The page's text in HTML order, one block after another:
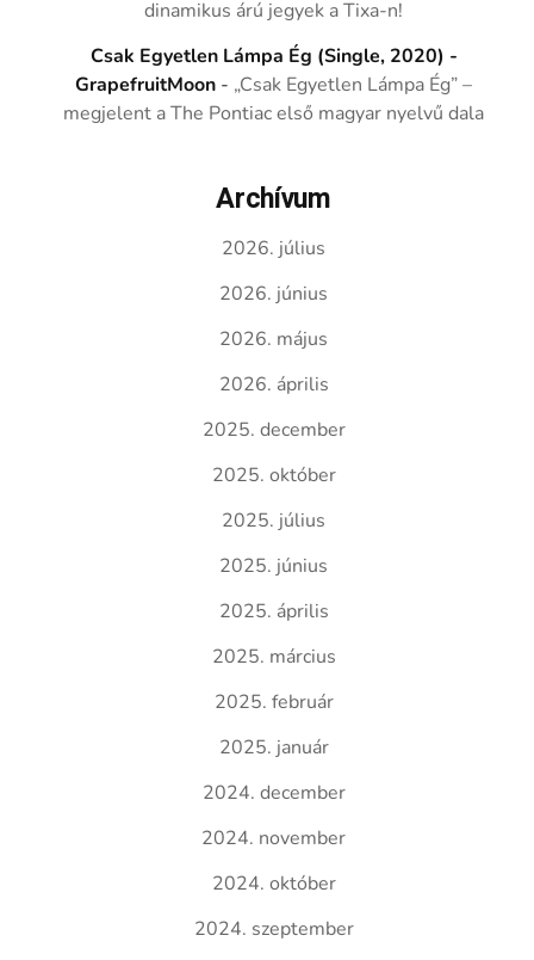
dinamikus árú jegyek a Tixa-n!
Csak Egyetlen Lámpa Ég (Single, 2020) -
GrapefruitMoon - „Csak Egyetlen Lámpa Ég” –
megjelent a The Pontiac első magyar nyelvű dala
Archívum
2026. július
2026. június
2026. május
2026. április
2025. december
2025. október
2025. július
2025. június
2025. április
2025. március
2025. február
2025. január
2024. december
2024. november
2024. október
2024. szeptember